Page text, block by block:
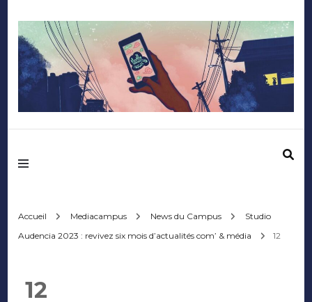
Mediafactory – Le
d'Audencia
SciencesCom
Accueil Mediacampus News du Campus
Studio
Audencia 2023 : revivez six mois d’actualités com’ & média
12
12